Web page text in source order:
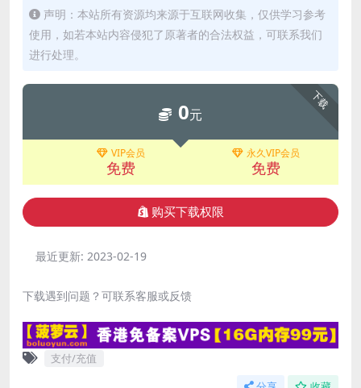
声明：本站所有资源均来源于互联网收集，仅供学习参考
使用，如若本站内容侵犯了原著者的合法权益，可联系我们
进行处理。
下载
0元
VIP会员
免费
永久VIP会员
免费
购买下载权限
最近更新: 2023-02-19
下载遇到问题？可联系客服或反馈
支付/充值